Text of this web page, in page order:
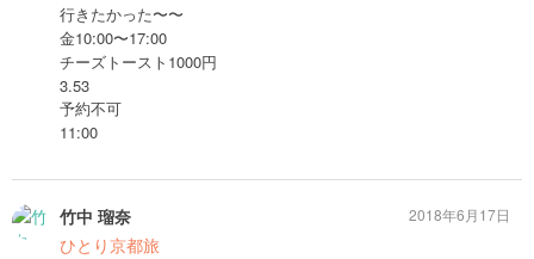
行きたかった〜〜
金10:00〜17:00
チーズトースト1000円
3.53
予約不可
11:00
竹中 瑠奈
ひとり京都旅
2018年6月17日